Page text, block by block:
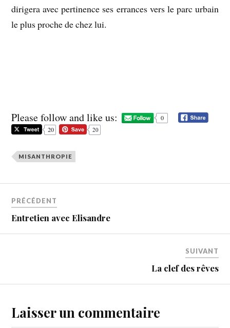
dirigera avec pertinence ses errances vers le parc urbain
le plus proche de chez lui.
Please follow and like us:
0
20
20
MISANTHROPIE
PRÉCÉDENT
Entretien avec Elisandre
SUIVANT
La clef des rêves
Laisser un commentaire